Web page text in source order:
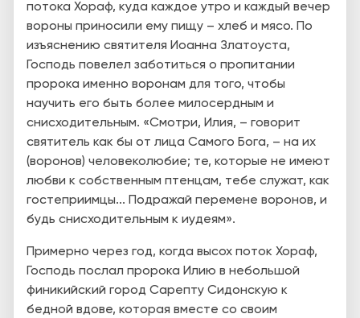
потока Хораф, куда каждое утро и каждый вечер
вороны приносили ему пищу – хлеб и мясо. По
изъяснению святителя Иоанна Златоуста,
Господь повелел заботиться о пропитании
пророка именно воронам для того, чтобы
научить его быть более милосердным и
снисходительным. «Смотри, Илия, – говорит
святитель как бы от лица Самого Бога, – на их
(воронов) человеколюбие; те, которые не имеют
любви к собственным птенцам, тебе служат, как
гостеприимцы... Подражай перемене воронов, и
будь снисходительным к иудеям».
Примерно через год, когда высох поток Хораф,
Господь послал пророка Илию в небольшой
финикийский город Сарепту Сидонскую к
бедной вдове, которая вместе со своим